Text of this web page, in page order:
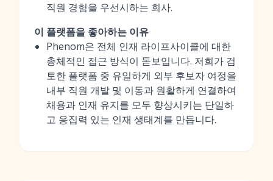
직원 경험을 우선시하는 회사.
이 플랫폼을 좋아하는 이유
Phenom은 전체 인재 라이프사이클에 대한
총체적인 접근 방식이 돋보입니다. 저희가 검
토한 플랫폼 중 유일하게 외부 후보자 여정을
내부 직원 개발 및 이동과 원활하게 연결하여
채용과 인재 유지를 모두 향상시키는 단일하
고 응집력 있는 인재 생태계를 만듭니다.